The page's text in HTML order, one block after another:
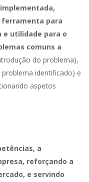
para
e utilidade para o
comuns a
do problema),
identificado) e
aspetos
a
reforçando a
e servindo